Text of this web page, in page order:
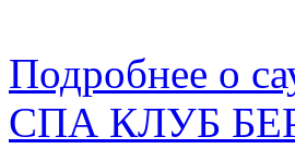
Подробнее о
СПА КЛУБ